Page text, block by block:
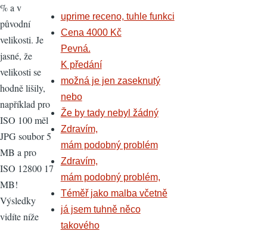
% a v
původní
velikosti. Je
jasné, že
velikosti se
hodně lišily,
například pro
ISO 100 měl
JPG soubor 5
MB a pro
ISO 12800 17
MB!
Výsledky
vidíte níže
uprime receno, tuhle funkci
Cena 4000 Kč
Pevná.
K předání
možná je jen zaseknutý
nebo
Že by tady nebyl žádný
Zdravím,
mám podobný problém
Zdravím,
mám podobný problém,
Téměř jako malba včetně
já jsem tuhně něco
takového